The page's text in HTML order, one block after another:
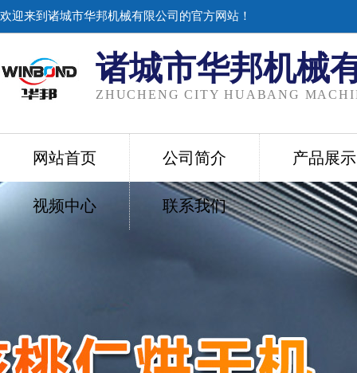
欢迎来到诸城市华邦机械有限公司的官方网站！
诸城市华邦机械
ZHUCHENG CITY HUABANG
网站首页 公司简介 产品展示
视频中心 联系我们